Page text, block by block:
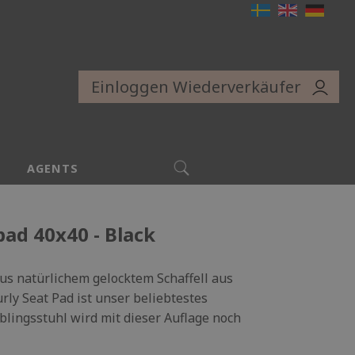
Einloggen Wiederverkäufer
AGENTS
40x40 - Black
natürlichem gelocktem Schaffell aus
Seat Pad ist unser beliebtestes
wird mit dieser Auflage noch